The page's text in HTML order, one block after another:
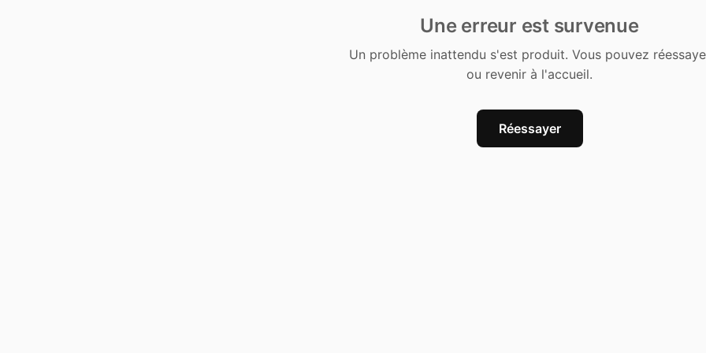
Une erreur est survenue
Un problème inattendu s'est produit. Vous pouvez
ou revenir à l'accueil.
Réessayer